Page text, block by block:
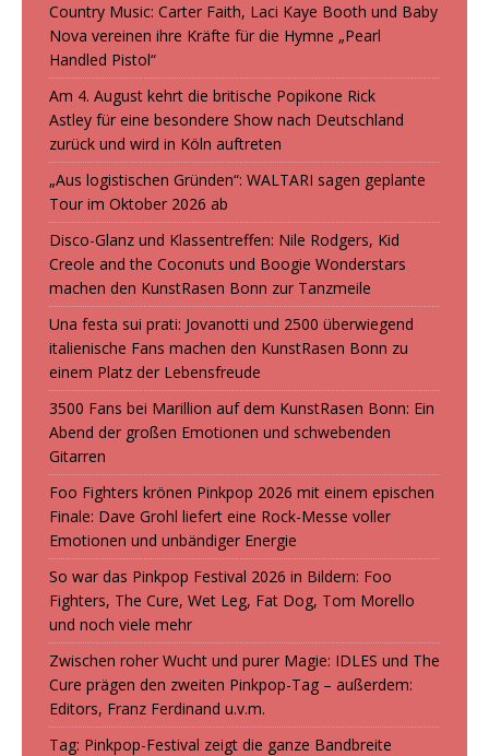
Country Music: Carter Faith, Laci Kaye Booth und Baby
Nova vereinen ihre Kräfte für die Hymne „Pearl
Handled Pistol“
Am 4. August kehrt die britische Popikone Rick
Astley für eine besondere Show nach Deutschland
zurück und wird in Köln auftreten
„Aus logistischen Gründen“: WALTARI sagen geplante
Tour im Oktober 2026 ab
Disco-Glanz und Klassentreffen: Nile Rodgers, Kid
Creole and the Coconuts und Boogie Wonderstars
machen den KunstRasen Bonn zur Tanzmeile
Una festa sui prati: Jovanotti und 2500 überwiegend
italienische Fans machen den KunstRasen Bonn zu
einem Platz der Lebensfreude
3500 Fans bei Marillion auf dem KunstRasen Bonn: Ein
Abend der großen Emotionen und schwebenden
Gitarren
Foo Fighters krönen Pinkpop 2026 mit einem epischen
Finale: Dave Grohl liefert eine Rock-Messe voller
Emotionen und unbändiger Energie
So war das Pinkpop Festival 2026 in Bildern: Foo
Fighters, The Cure, Wet Leg, Fat Dog, Tom Morello
und noch viele mehr
Zwischen roher Wucht und purer Magie: IDLES und The
Cure prägen den zweiten Pinkpop-Tag – außerdem:
Editors, Franz Ferdinand u.v.m.
Tag: Pinkpop-Festival zeigt die ganze Bandbreite